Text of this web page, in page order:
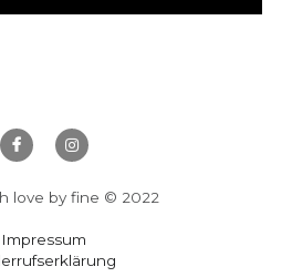
love by fine © 2022
Impressum